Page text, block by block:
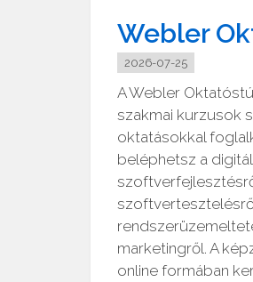
Webler
2026-07-25
A Webler
szakmai kurzusok
oktatásokkal
beléphetsz a
marketingről. A
online formában